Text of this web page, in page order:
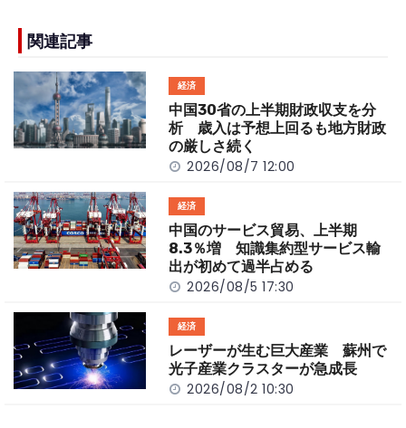
e
b
o
o
k
n
k
関連記事
経済
中国30省の上半期財政収支を分
析 歳入は予想上回るも地方財政
の厳しさ続く
2026/08/7 12:00
経済
中国のサービス貿易、上半期
8.3％増 知識集約型サービス輸
出が初めて過半占める
2026/08/5 17:30
経済
レーザーが生む巨大産業 蘇州で
光子産業クラスターが急成長
2026/08/2 10:30